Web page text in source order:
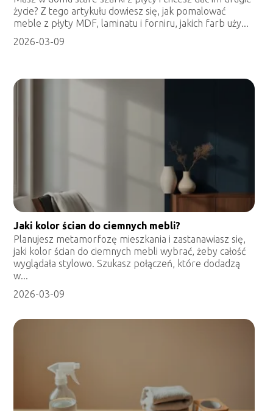
życie? Z tego artykułu dowiesz się, jak pomalować
meble z płyty MDF, laminatu i forniru, jakich farb uży...
2026-03-09
Jaki kolor ścian do ciemnych mebli?
Planujesz metamorfozę mieszkania i zastanawiasz się,
jaki kolor ścian do ciemnych mebli wybrać, żeby całość
wyglądała stylowo. Szukasz połączeń, które dodadzą
w...
2026-03-09